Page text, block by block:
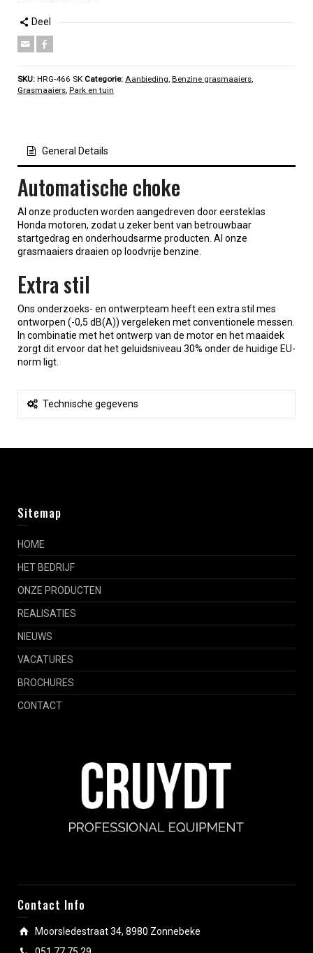
Deel
SKU: HRG-466 SK Categorie: Aanbieding, Benzine grasmaaiers,
Grasmaaiers, Park en tuin
General Details
Automatische choke
Al onze producten worden aangedreven door eersteklas
Honda motoren, zodat u zeker bent van betrouwbaar
startgedrag en onderhoudsarme producten. Al onze
grasmaaiers draaien op loodvrije benzine.
Extra stil
Ons onderzoeks- en ontwerpteam heeft een extra stil mes
ontworpen (-0,5 dB(A)) vergeleken met conventionele messen.
In combinatie met het ontwerp van de motor en het maaidek
zorgt dit ervoor dat het geluidsniveau 30% onder de huidige EU-
norm ligt.
Technische gegevens
Sitemap
HOME
HET BEDRIJF
ONZE PRODUCTEN
REALISATIES
NIEUWS
VACATURES
BROCHURES
CONTACT
Contact Info
Moorsledestraat 34, 8980 Zonnebeke